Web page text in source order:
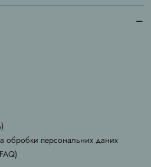
обробки персональних даних